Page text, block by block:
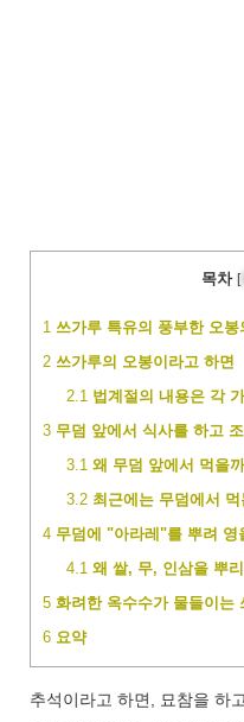
목차 [
1쓰가루 특유의 풍부한 오봉
2쓰가루의 오봉이라고 하면
2.1법계절의 내용은 각
3무덤 앞에서 식사를 하고
3.1왜 무덤 앞에서 먹을
3.2최근에는 무덤에서 먹
4무덤에 "아라레"를 뿌려 영
4.1왜 쌀, 무, 인삼을 뿌
5화려한 옥수수가 물들이는
6요약
추석이라고 하면, 묘참을